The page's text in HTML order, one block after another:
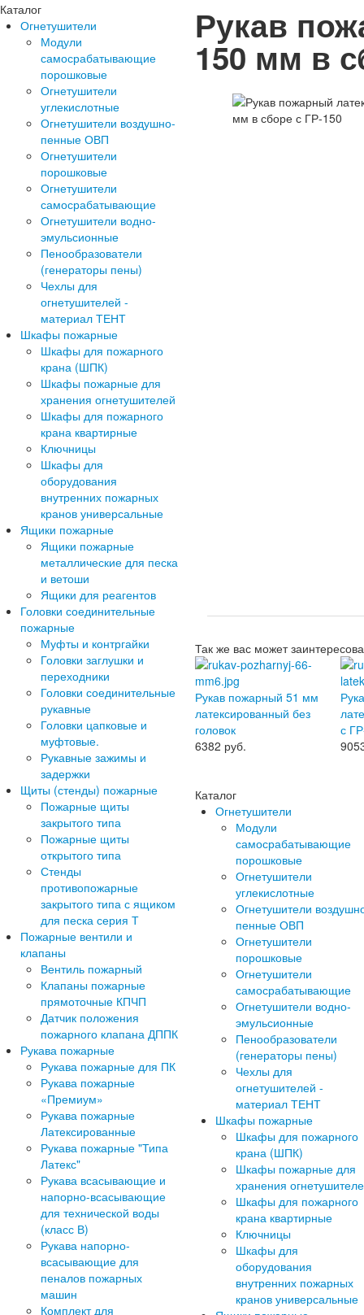
Каталог
Огнетушители
Модули
самосрабатывающие
порошковые
Огнетушители
углекислотные
Огнетушители воздушно-
пенные ОВП
Огнетушители
порошковые
Огнетушители
самосрабатывающие
Огнетушители водно-
эмульсионные
Пенообразователи
(генераторы пены)
Чехлы для
огнетушителей -
материал ТЕНТ
Шкафы пожарные
Шкафы для пожарного
крана (ШПК)
Шкафы пожарные для
хранения огнетушителей
Шкафы для пожарного
крана квартирные
Ключницы
Шкафы для
оборудования
внутренних пожарных
кранов универсальные
Ящики пожарные
Ящики пожарные
металлические для песка
и ветоши
Ящики для реагентов
Головки соединительные
пожарные
Муфты и контргайки
Головки заглушки и
переходники
Головки соединительные
рукавные
Головки цапковые и
муфтовые.
Рукавные зажимы и
задержки
Щиты (стенды) пожарные
Пожарные щиты
закрытого типа
Пожарные щиты
открытого типа
Стенды
противопожарные
закрытого типа с ящиком
для песка серия Т
Пожарные вентили и
клапаны
Вентиль пожарный
Клапаны пожарные
прямоточные КПЧП
Датчик положения
пожарного клапана ДППК
Рукава пожарные
Рукава пожарные для ПК
Рукава пожарные
«Премиум»
Рукава пожарные
Латексированные
Рукава пожарные "Типа
Латекс"
Рукава всасывающие и
напорно-всасывающие
для технической воды
(класс В)
Рукава напорно-
всасывающие для
пеналов пожарных
машин
Комплект для
Рукав
150 мм в
Так же вас может
Рукав пожарный 51 мм
латексированный без
головок
6382 руб.
с
Каталог
Огнетушители
Модули
самосрабатывающие
порошковые
Огнетушители
углекислотные
Огнетушители
пенные ОВП
Огнетушители
порошковые
Огнетушители
самосрабатывающие
Огнетушители водно-
эмульсионные
Пенообразователи
(генераторы пены)
Чехлы для
огнетушителей -
материал ТЕНТ
Шкафы пожарные
Шкафы для пожарного
крана (ШПК)
Шкафы пожарные для
хранения
Шкафы для пожарного
крана квартирные
Ключницы
Шкафы для
оборудования
внутренних пожарных
кранов универсальные